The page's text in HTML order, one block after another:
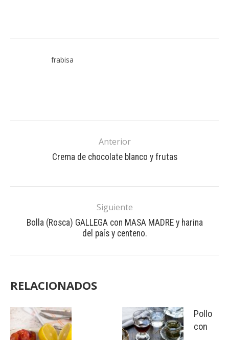
frabisa
Anterior
Crema de chocolate blanco y frutas
Siguiente
Bolla (Rosca) GALLEGA con MASA MADRE y harina
del país y centeno.
RELACIONADOS
Pollo
con